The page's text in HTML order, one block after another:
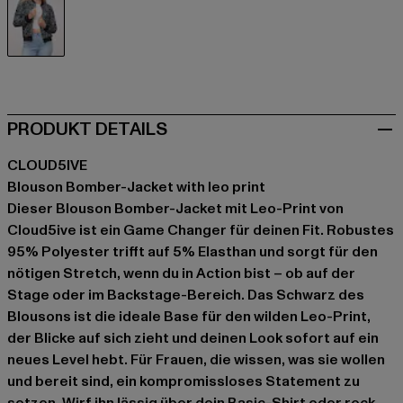
PRODUKT DETAILS
CLOUD5IVE
Blouson Bomber-Jacket with leo print
Dieser Blouson Bomber-Jacket mit Leo-Print von
Cloud5ive ist ein Game Changer für deinen Fit. Robustes
95% Polyester trifft auf 5% Elasthan und sorgt für den
nötigen Stretch, wenn du in Action bist – ob auf der
Stage oder im Backstage-Bereich. Das Schwarz des
Blousons ist die ideale Base für den wilden Leo-Print,
der Blicke auf sich zieht und deinen Look sofort auf ein
neues Level hebt. Für Frauen, die wissen, was sie wollen
und bereit sind, ein kompromissloses Statement zu